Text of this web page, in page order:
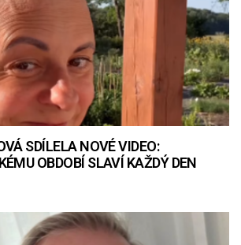
SDÍLELA NOVÉ VIDEO:
OBDOBÍ SLAVÍ KAŽDÝ DEN